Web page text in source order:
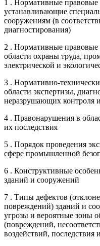
1 . Нормативные
устанавливающие
сооружениям (в
диагностирования)
2 . Нормативные
области охраны труда,
электрической и
3 . Нормативно-
области экспертизы,
неразрушающих контроля
4 . Правонарушения в
их последствия
5 . Порядок проведения
сфере промышленной
6 . Конструктивные
зданий и сооружений
7 . Типы дефектов
повреждений) зданий и
угрозы и вероятные зоны
(повреждений,
воздействий, последствия